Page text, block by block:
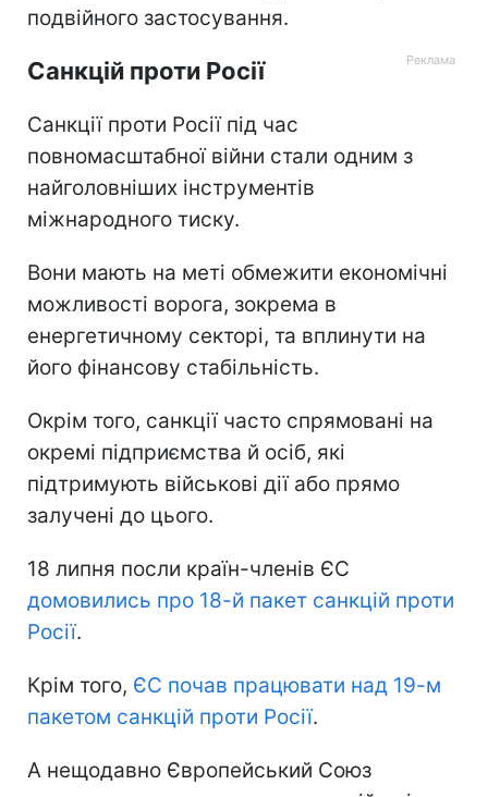
подвійного застосування.
Санкцій проти Росії
Санкції проти Росії під час
повномасштабної війни стали одним з
найголовніших інструментів
міжнародного тиску.
Вони мають на меті обмежити економічні
можливості ворога, зокрема в
енергетичному секторі, та вплинути на
його фінансову стабільність.
Окрім того, санкції часто спрямовані на
окремі підприємства й осіб, які
підтримують військові дії або прямо
залучені до цього.
18 липня посли країн-членів ЄС
домовились про 18-й пакет санкцій проти
Росії.
Крім того, ЄС почав працювати над 19-м
пакетом санкцій проти Росії.
А нещодавно Європейський Союз